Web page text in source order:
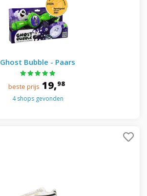
Ghost Bubble - Paars
beste prijs 19,98
4 shops gevonden